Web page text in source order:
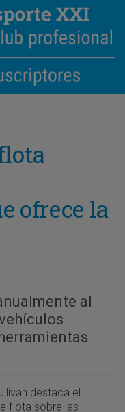
ofrece la
al
destaca el
flota sobre las